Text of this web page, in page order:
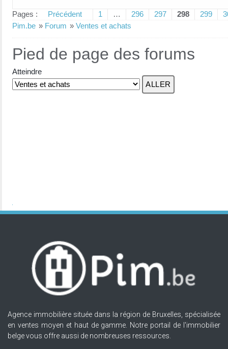
Pages : Précédent 1 … 296 297 298 299
Pim.be » Forum » Ventes et achats
Pied de page des forums
Atteindre
Agence immobilière située dans la région de Bruxelles, spécialisée
en ventes moyen et haut de gamme. Notre portail de l'immobilier
belge vous offre aussi de nombreuses ressources.